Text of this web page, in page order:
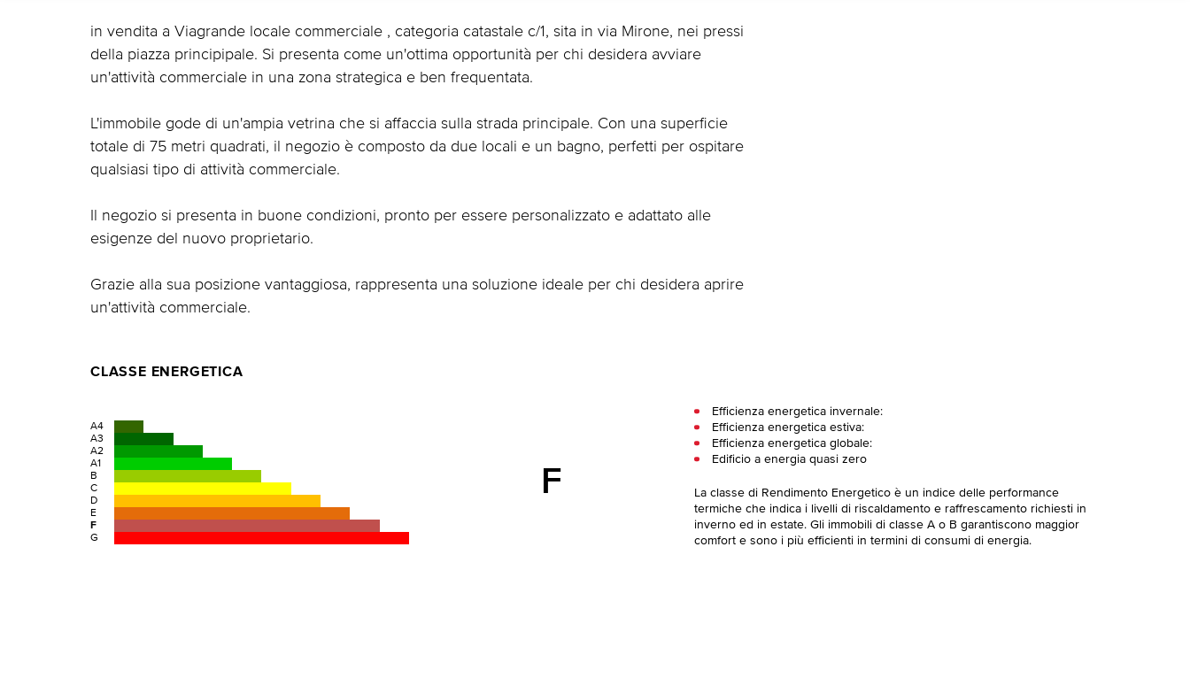
in vendita a Viagrande locale commerciale , categoria catastale c/1, sita in via Mirone, nei pressi
della piazza principipale. Si presenta come un'ottima opportunità per chi desidera avviare
un'attività commerciale in una zona strategica e ben frequentata.
L'immobile gode di un'ampia vetrina che si affaccia sulla strada principale. Con una superficie
totale di 75 metri quadrati, il negozio è composto da due locali e un bagno, perfetti per ospitare
qualsiasi tipo di attività commerciale.
Il negozio si presenta in buone condizioni, pronto per essere personalizzato e adattato alle
esigenze del nuovo proprietario.
Grazie alla sua posizione vantaggiosa, rappresenta una soluzione ideale per chi desidera aprire
un'attività commerciale.
CLASSE ENERGETICA
A4
A3
A2
A1
B
C
D
E
F
G
F
Efficienza energetica invernale:
Efficienza energetica estiva:
Efficienza energetica globale:
Edificio a energia quasi zero
La classe di Rendimento Energetico è un indice delle performance
termiche che indica i livelli di riscaldamento e raffrescamento richiesti in
inverno ed in estate. Gli immobili di classe A o B garantiscono maggior
comfort e sono i più efficienti in termini di consumi di energia.